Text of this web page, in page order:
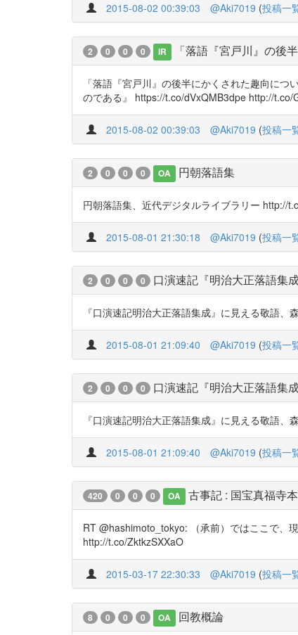
2015-08-02 00:39:03 @Aki7019 (投稿一
2 0 0 0 IR 「落語『宮戸川』の後
「落語『宮戸川』の後半にかくされた趣向に
のである』 https://t.co/dVxQMB3dpe http://t.co/
2015-08-02 00:39:03 @Aki7019 (投稿一
2 0 0 0 OA 円朝落語集
円朝落語集、近代デジタルライブラリー http://
2015-08-01 21:30:18 @Aki7019 (投稿一
2 0 0 0 口演速記『明治大正落語集
『口演速記明治大正落語集成』に見える敬語
2015-08-01 21:09:40 @Aki7019 (投稿一
2 0 0 0 口演速記『明治大正落語集
『口演速記明治大正落語集成』に見える敬語
2015-08-01 21:09:40 @Aki7019 (投稿一
420 0 0 0 OA 古事記 : 国宝真福寺本
RT @hashimoto_tokyo: （承前）ではここで、
http://t.co/ZktkzSXXaO
2015-03-17 22:30:33 @Aki7019 (投稿一
8 0 0 0 OA 回教概論